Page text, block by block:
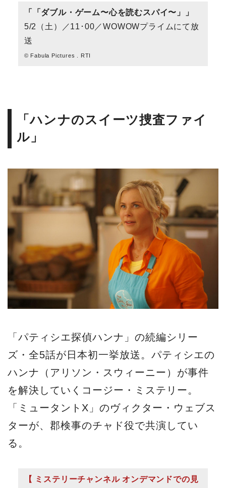
「「ダブル・ゲーム〜心を読むスパイ〜」」
5/2（土）／11･00／WOWOWプライムにて放
送
© Fabula Pictures . RTI
「ハンナのスイーツ捜査ファイ
ル」
「パティシエ探偵ハンナ」の続編シリー
ズ・全5話が日本初一挙放送。パティシエの
ハンナ（アリソン・スウィーニー）が事件
を解決していくコージー・ミステリー。
「ミュータントX」のヴィクター・ウェブス
ターが、郡検事のチャド役で共演してい
る。
【 ミステリーチャンネル オンデマンドでの見